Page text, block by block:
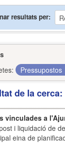
resultats per
Pressupostos
de la
vinculades a
i liquidació de
eina de